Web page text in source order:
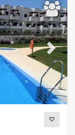
Next